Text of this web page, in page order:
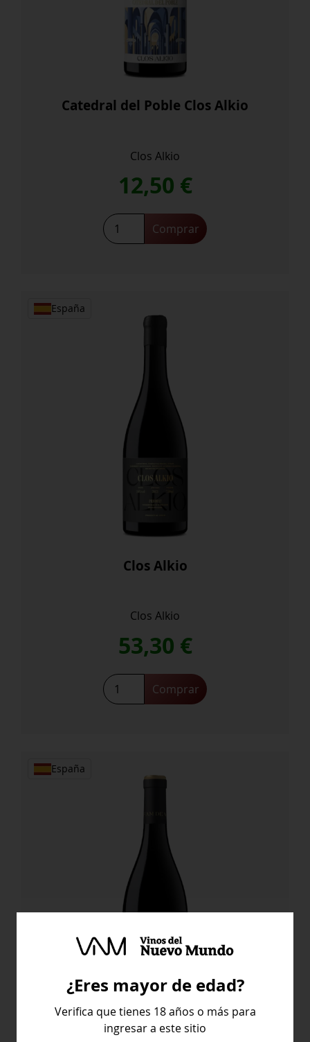
Catedral del Poble Clos Alkio
Clos Alkio
12,50 €
Catedral
del
Comprar
España
Clos Alkio
Clos Alkio
53,30 €
Comprar
España
Clos Alkio Fam de Vida Cabernet
¿Eres mayor de edad?
Verifica que tienes 18 años o más para
ingresar a este sitio